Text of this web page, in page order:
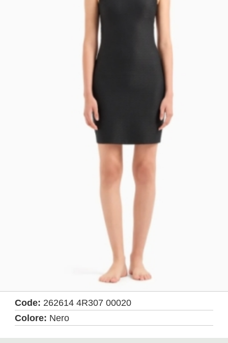
Code: 262614 4R307 00020
Colore: Nero